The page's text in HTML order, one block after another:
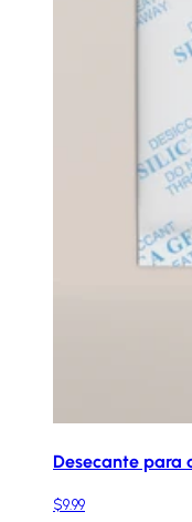
Desecante para
$9.99